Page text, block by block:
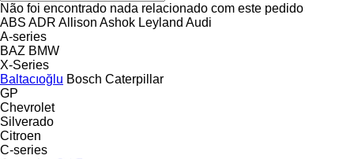
Não foi encontrado nada relacionado com este pedido
ABS ADR Allison Ashok Leyland Audi
A-series
BAZ BMW
X-Series
Baltacıoğlu Bosch Caterpillar
GP
Chevrolet
Silverado
Citroen
C-series